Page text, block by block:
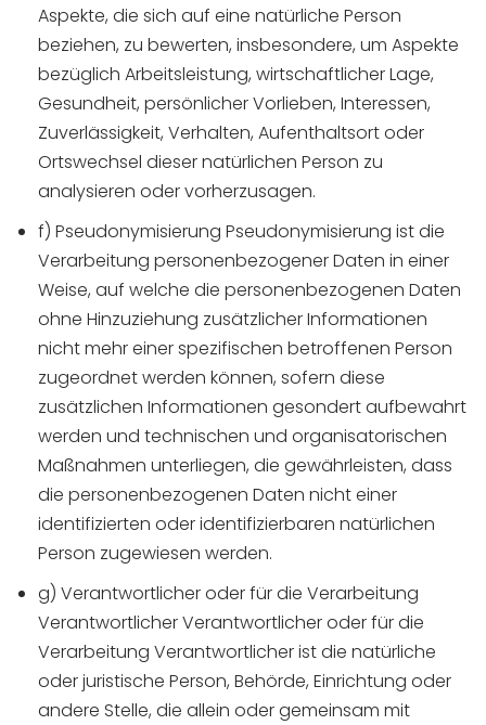
Aspekte, die sich auf eine natürliche Person
beziehen, zu bewerten, insbesondere, um Aspekte
bezüglich Arbeitsleistung, wirtschaftlicher Lage,
Gesundheit, persönlicher Vorlieben, Interessen,
Zuverlässigkeit, Verhalten, Aufenthaltsort oder
Ortswechsel dieser natürlichen Person zu
analysieren oder vorherzusagen.
f) Pseudonymisierung Pseudonymisierung ist die
Verarbeitung personenbezogener Daten in einer
Weise, auf welche die personenbezogenen Daten
ohne Hinzuziehung zusätzlicher Informationen
nicht mehr einer spezifischen betroffenen Person
zugeordnet werden können, sofern diese
zusätzlichen Informationen gesondert aufbewahrt
werden und technischen und organisatorischen
Maßnahmen unterliegen, die gewährleisten, dass
die personenbezogenen Daten nicht einer
identifizierten oder identifizierbaren natürlichen
Person zugewiesen werden.
g) Verantwortlicher oder für die Verarbeitung
Verantwortlicher Verantwortlicher oder für die
Verarbeitung Verantwortlicher ist die natürliche
oder juristische Person, Behörde, Einrichtung oder
andere Stelle, die allein oder gemeinsam mit